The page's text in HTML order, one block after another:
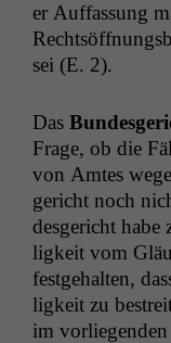
er Auf­fas­sung
sei (E. 2).
Das
Frage, ob die
von Amtes
gericht noch
des­gericht habe
ligkeit vom
fest­ge­hal­ten,
ligkeit zu
im